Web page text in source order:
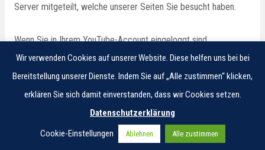
Server mitgeteilt, welche unserer Seiten Sie besucht haben.
Wenn Sie in Ihrem YouTube-Account eingeloggt sind,
ermöglichen Sie YouTube, Ihr Surfverhalten direkt Ihrem
persönlichen Profil zuzuordnen. Dies können Sie verhindern,
indem Sie sich aus Ihrem YouTube-Account ausloggen.
Die Nutzung von YouTube erfolgt im Interesse einer
Wir verwenden Cookies auf unserer Website. Diese helfen uns bei bei
Bereitstellung unserer Dienste. Indem Sie auf „Alle zustimmen“ klicken,
erklären Sie sich damit einverstanden, dass wir Cookies setzen.
Datenschutzerklärung
Cookie-Einstellungen
Ablehnen Alle zustimmen